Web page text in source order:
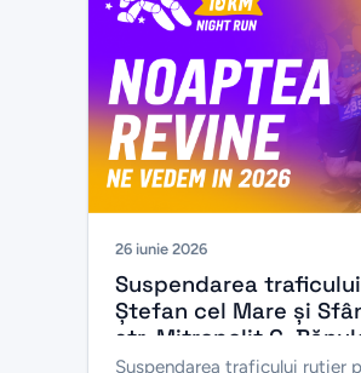
26 iunie 2026
Suspendarea
Ștefan cel Mare și
str. Mitropolit G.
și str. A. Pușkin, în
Suspendarea traficului rutier